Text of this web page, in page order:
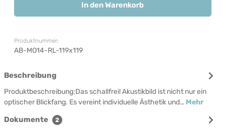
In den Warenkorb
Produktnummer:
AB-MO14-RL-119x119
Beschreibung
Produktbeschreibung:Das schallfrei! Akustikbild ist nicht nur ein
optischer Blickfang. Es vereint individuelle Ästhetik und… Mehr
Dokumente 2